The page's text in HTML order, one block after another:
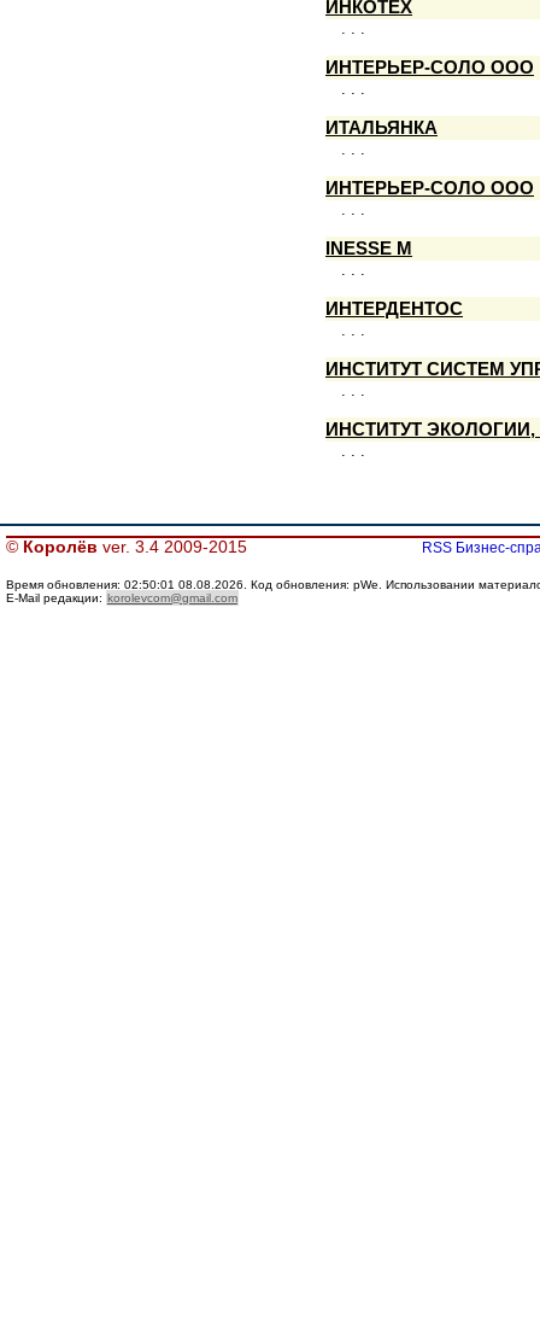
ИНКОТЕХ
. . .
ИНТЕРЬЕР-СОЛО ООО
. . .
ИТАЛЬЯНКА
. . .
ИНТЕРЬЕР-СОЛО ООО
. . .
INESSE M
. . .
ИНТЕРДЕНТОС
. . .
ИНСТИТУТ СИСТЕМ
. . .
ИНСТИТУТ
. . .
© Королёв ver. 3.4 2009-2015 RSS Бизнес-
Время обновления: 02:50:01 08.08.2026. Код обновления: pWe. Использовании
E-Mail редакции: korolevcom@gmail.com